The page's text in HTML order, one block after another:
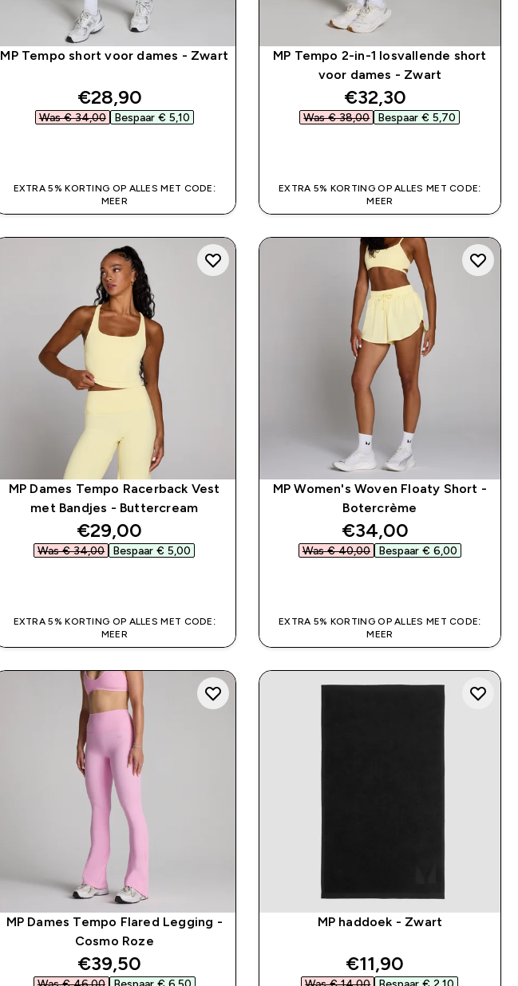
MP Tempo short voor dames - Zwart
discounted price
€28,90‎
Was € 34,00‎ Bespaar € 5,10‎
EXTRA 5% KORTING OP ALLES MET CODE:
MEER
MP Tempo 2-in-1 losvallende short
voor dames - Zwart
discounted price
€32,30‎
Was € 38,00‎ Bespaar € 5,70‎
EXTRA 5% KORTING OP ALLES MET CODE:
MEER
MP Dames Tempo Racerback Vest
met Bandjes - Buttercream
discounted price
€29,00‎
Was € 34,00‎ Bespaar € 5,00‎
EXTRA 5% KORTING OP ALLES MET CODE:
MEER
MP Women's Woven Floaty Short -
Botercrème
discounted price
€34,00‎
Was € 40,00‎ Bespaar € 6,00‎
EXTRA 5% KORTING OP ALLES MET CODE:
MEER
MP Dames Tempo Flared Legging -
Cosmo Roze
discounted price
€39,50‎
Was € 46,00‎ Bespaar € 6,50‎
MP haddoek - Zwart
discounted price
€11,90‎
Was € 14,00‎ Bespaar € 2,10‎